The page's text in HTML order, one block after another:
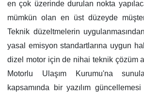
en çok üzerinde durulan nokta
mümkün olan en üst düzeyde
Teknik düzeltmelerin
yasal emisyon standartlarına uygun
dizel motor için de nihai teknik çözüm
Motorlu Ulaşım Kurumu'na
kapsamında bir yazılım